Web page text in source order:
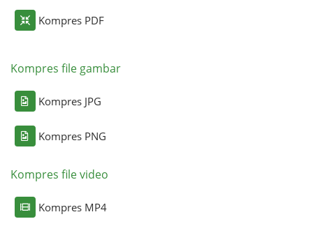
Kompres PDF
Kompres file gambar
Kompres JPG
Kompres PNG
Kompres file video
Kompres MP4